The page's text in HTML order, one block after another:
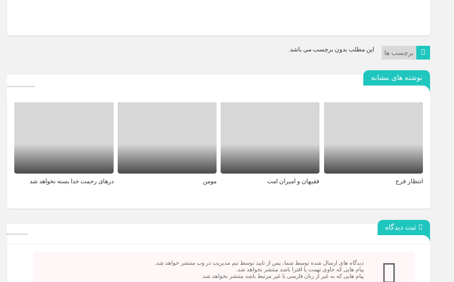
برچسب ها این مطلب بدون برچسب می باشد.
نوشته های مشابه
انتظار فرج فقیهان و امیران امت مومن درهای رحمت خدا بسته نخواهد شد
ثبت دیدگاه
دیدگاه های ارسال شده توسط شما، پس از تایید توسط تیم مدیریت در وب منتشر خواهد شد.
پیام هایی که حاوی تهمت یا افترا باشد منتشر نخواهد شد.
پیام هایی که به غیر از زبان فارسی یا غیر مرتبط باشد منتشر نخواهد شد.